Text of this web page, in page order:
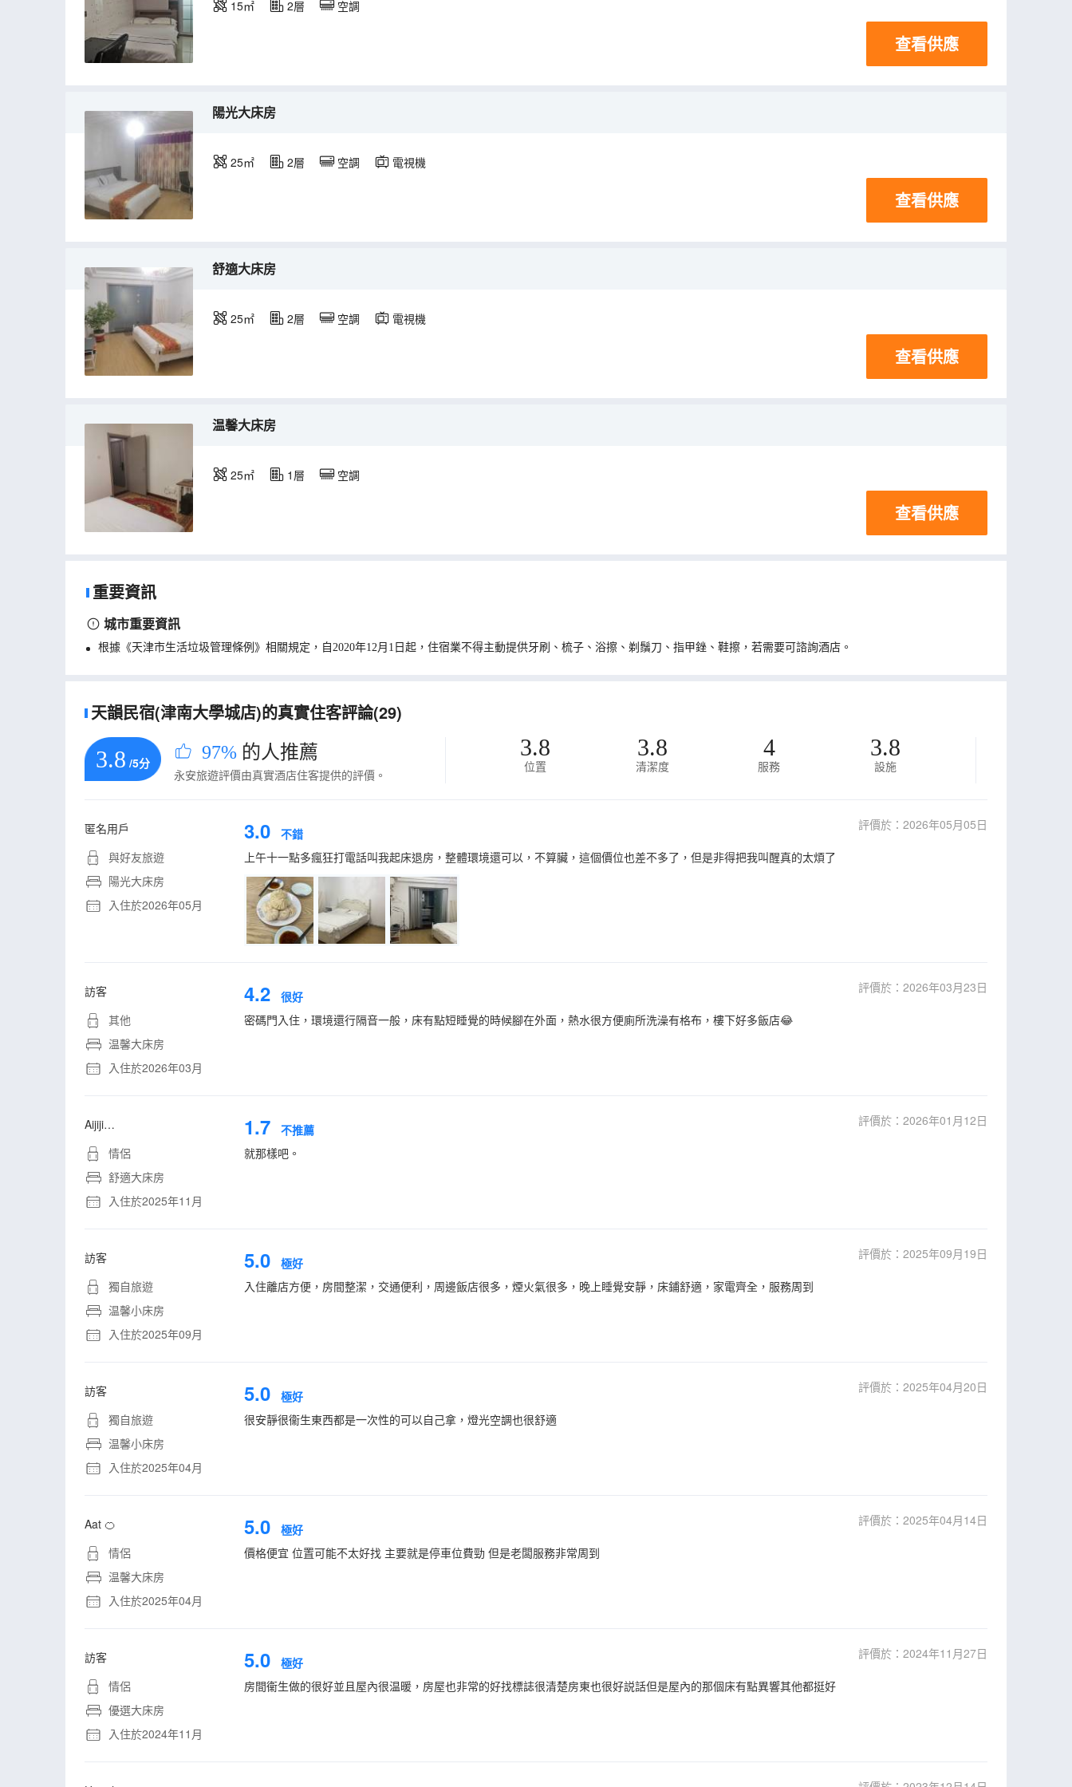
15㎡ 2層 空調
查看供應
陽光大床房
25㎡ 2層 空調 電視機
查看供應
舒適大床房
25㎡ 2層 空調 電視機
查看供應
温馨大床房
25㎡ 1層 空調
查看供應
重要資訊
城市重要資訊
根據《天津市生活垃圾管理條例》相關規定，自2020年12月1日起，住宿業不得主動提供牙刷、梳子、浴擦、剃鬚刀、指甲銼、鞋擦，若需要可諮詢酒店。
天韻民宿(津南大學城店)的真實住客評論(29)
3.8 /5分 97% 的人推薦
永安旅遊評價由真實酒店住客提供的評價。
3.8
位置
3.8
清潔度
4
服務
3.8
設施
匿名用戶
與好友旅遊
陽光大床房
入住於2026年05月
3.0 不錯
評價於：2026年05月05日
上午十一點多瘋狂打電話叫我起床退房，整體環境還可以，不算臟，這個價位也差不多了，但是非得把我叫醒真的太煩了
訪客
其他
温馨大床房
入住於2026年03月
4.2 很好
評價於：2026年03月23日
密碼門入住，環境還行隔音一般，床有點短睡覺的時候腳在外面，熱水很方便廁所洗澡有格布，樓下好多飯店😂
Aijiji…
情侶
舒適大床房
入住於2025年11月
1.7 不推薦
評價於：2026年01月12日
就那樣吧。
訪客
獨自旅遊
温馨小床房
入住於2025年09月
5.0 極好
評價於：2025年09月19日
入住離店方便，房間整潔，交通便利，周邊飯店很多，煙火氣很多，晚上睡覺安靜，床鋪舒適，家電齊全，服務周到
訪客
獨自旅遊
温馨小床房
入住於2025年04月
5.0 極好
評價於：2025年04月20日
很安靜很衞生東西都是一次性的可以自己拿，燈光空調也很舒適
Aat 🍊
情侶
温馨大床房
入住於2025年04月
5.0 極好
評價於：2025年04月14日
價格便宜 位置可能不太好找 主要就是停車位費勁 但是老闆服務非常周到
訪客
情侶
優選大床房
入住於2024年11月
5.0 極好
評價於：2024年11月27日
房間衞生做的很好並且屋內很温暖，房屋也非常的好找標誌很清楚房東也很好説話但是屋內的那個床有點異響其他都挺好